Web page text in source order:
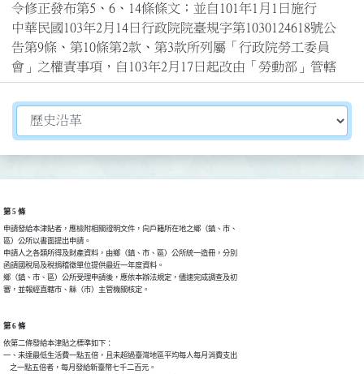
令修正發布第5、6、14條條文；並自101年1月1日施行
中華民國103年2月14日行政院院臺規字第1030124618號公
告第9條、第10條第2款、第3款所列屬「行政院勞工委員
會」之權責事項，自103年2月17日起改由「勞動部」管轄
切換選擇法規資訊內容
第 5 條
申請發給本津貼者，應檢附相關證明文件，向戶籍所在地之鄉（鎮、市、
區）公所以書面提出申請。
申請人之各類所得及財產資料，由鄉（鎮、市、區）公所統一造冊，分別
函請國稅局及稅捐稽徵單位提供最近一年度資料。
鄉（鎮、市、區）公所受理申請後，應依本辦法規定，儘速完成調查及初
審，並報經直轄市、縣（市）主管機關核定。
第 6 條
依第二條發給本津貼之標準如下：
一、未達最低生活費一點五倍，且未超過臺灣地區平均每人每月消費支出
    之一點五倍者，每月發給新臺幣七千二百元。